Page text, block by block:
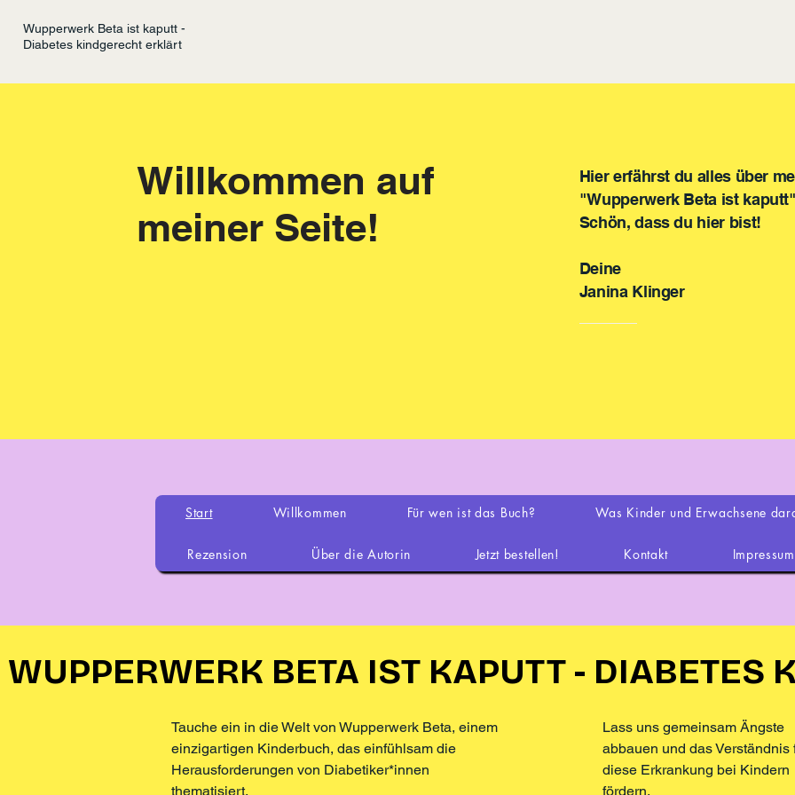
Wupperwerk Beta ist kaputt -
Diabetes kindgerecht erklärt
Willkommen auf
meiner Seite!
​Hier erfährst du alles über
"Wupperwerk Beta ist
Schön, dass du hier bist!
Deine
Janina Klinger
Start Willkommen Für wen ist das Buch? Was Kinder und Erwachsene
Rezension Über die Autorin Jetzt bestellen! Kontakt Impressum
WUPPERWERK BETA IST KAPUTT - DIABETES
WUPPERWERK BETA IST KAPUTT - DIABETES
Tauche ein in die Welt von Wupperwerk Beta, einem
einzigartigen Kinderbuch, das einfühlsam die
Herausforderungen von Diabetiker*innen
thematisiert.
Lass uns gemeinsam Ängste
abbauen und das Verständnis
diese Erkrankung bei Kindern
fördern.